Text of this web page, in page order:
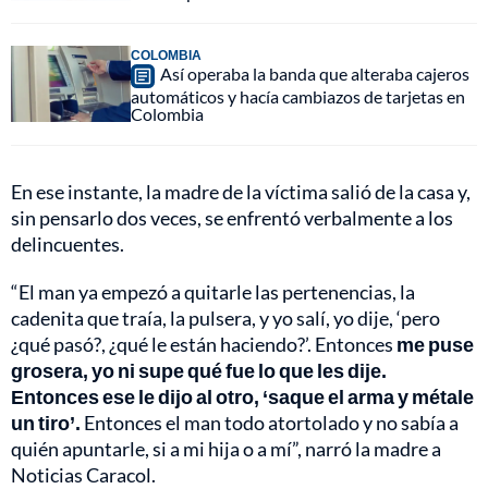
COLOMBIA
Así operaba la banda que alteraba cajeros
automáticos y hacía cambiazos de tarjetas en
Colombia
En ese instante, la madre de la víctima salió de la casa y,
sin pensarlo dos veces, se enfrentó verbalmente a los
delincuentes.
“El man ya empezó a quitarle las pertenencias, la
cadenita que traía, la pulsera, y yo salí, yo dije, ‘pero
¿qué pasó?, ¿qué le están haciendo?’. Entonces me puse
grosera, yo ni supe qué fue lo que les dije.
Entonces ese le dijo al otro, ‘saque el arma y métale
un tiro’. Entonces el man todo atortolado y no sabía a
quién apuntarle, si a mi hija o a mí”, narró la madre a
Noticias Caracol.